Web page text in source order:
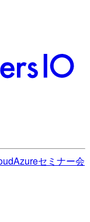
Azureセミナー会